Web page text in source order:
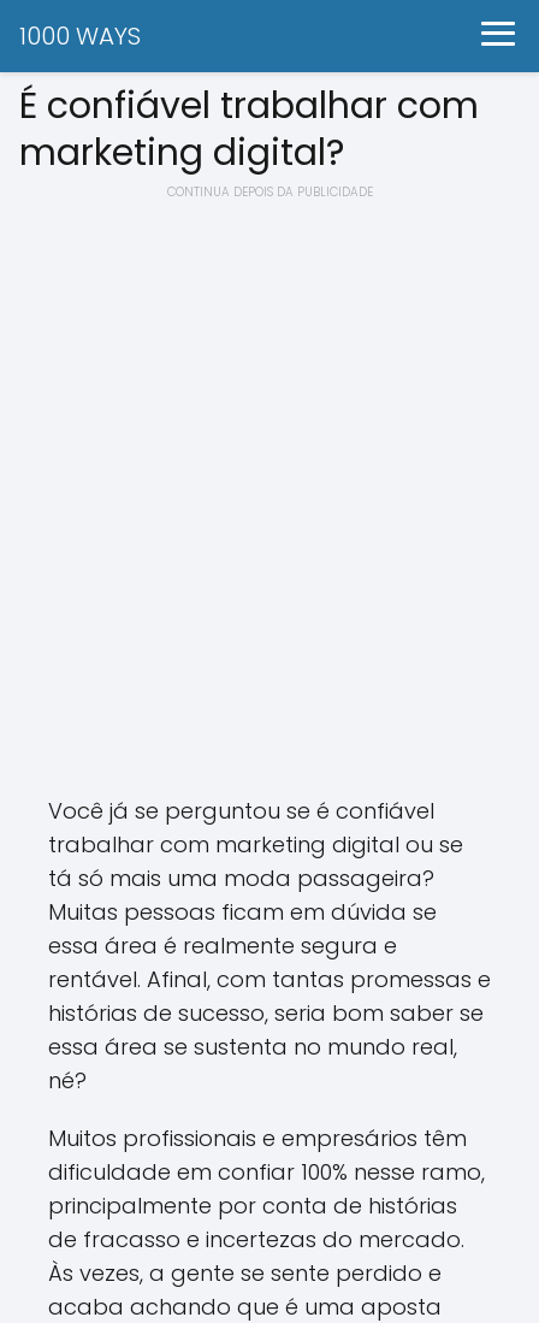
1000 WAYS
É confiável trabalhar com
marketing digital?
CONTINUA DEPOIS DA PUBLICIDADE
Você já se perguntou se é confiável
trabalhar com marketing digital ou se
tá só mais uma moda passageira?
Muitas pessoas ficam em dúvida se
essa área é realmente segura e
rentável. Afinal, com tantas promessas e
histórias de sucesso, seria bom saber se
essa área se sustenta no mundo real,
né?
Muitos profissionais e empresários têm
dificuldade em confiar 100% nesse ramo,
principalmente por conta de histórias
de fracasso e incertezas do mercado.
Às vezes, a gente se sente perdido e
acaba achando que é uma aposta